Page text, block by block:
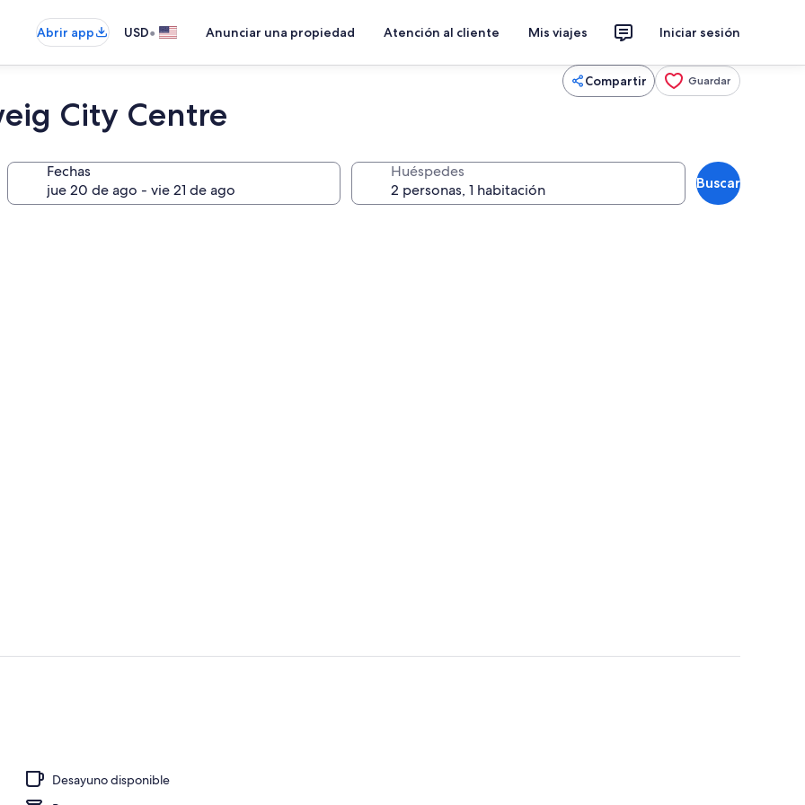
Abrir app USD• Anunciar una propiedad Atención al cliente Mis viajes Iniciar sesión
Compartir Guardar
City Centre
Fechas Huéspedes
Buscar
Desayuno disponible